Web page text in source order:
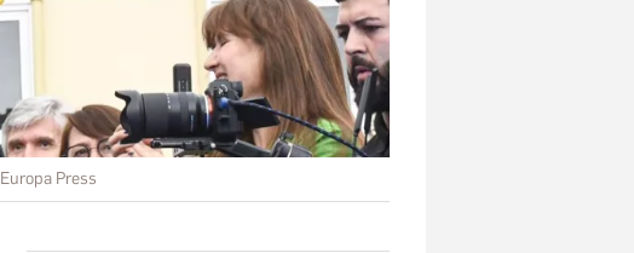
Europa Press